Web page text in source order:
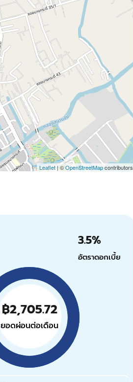
Leaflet| ©OpenStreetMapcontributors
3.5%
อัตราดอกเบี้ย
฿2,705.72
ยอดผ่อนต่อเดือน